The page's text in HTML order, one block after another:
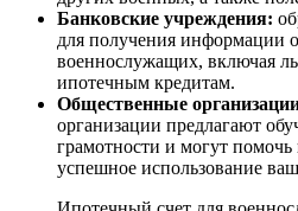
Банковские учреждения:
для получения информации
военнослужащих, включая
ипотечным кредитам.
Общественные
организации предлагают
грамотности и могут помочь
успешное использование